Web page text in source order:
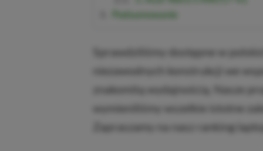
Sprawdziliśmy dostępne w
niezawodnych konstrukcji we
znakomitą wydajnością. Nasze
wymieniliśmy wszelkie istotne
Zapraszamy na nasz ranking